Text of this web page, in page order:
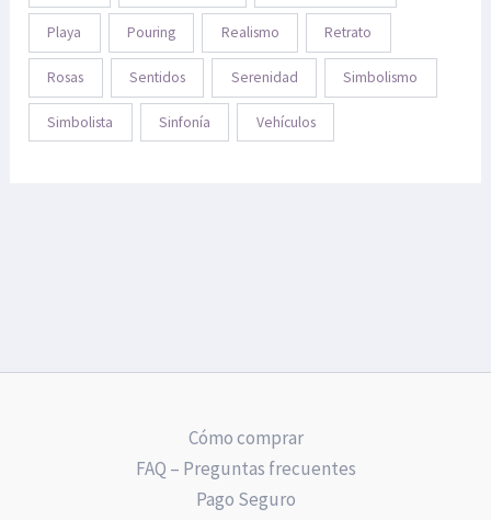
Playa Pouring Realismo Retrato
Rosas Sentidos Serenidad Simbolismo
Simbolista Sinfonía Vehículos
Cómo comprar
FAQ – Preguntas frecuentes
Pago Seguro